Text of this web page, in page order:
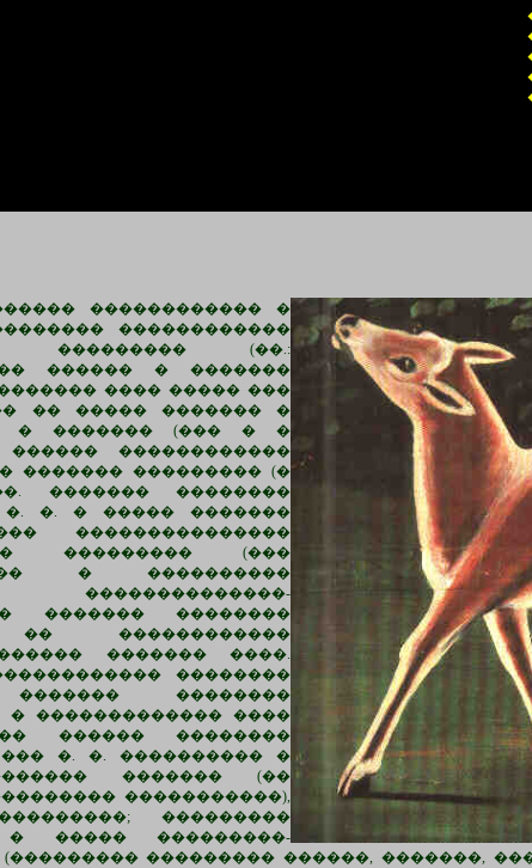
������������ �
������������
��������� (��.:
������ � �������
���� ����� ���
�� ����� ������� �
� ������� (��� � �
������������
������� ��������� (�
������� ��������
�. �. � ����� �������
���������������
��������� (���
� ����������
��������������-
������� ��������
������������
������� ����.
��������
��������
� ������������� ����
������ ��������
�. �. ���������� �
������� (��
�����������),
���������
� ����� ���������-
��������� ������, �������,